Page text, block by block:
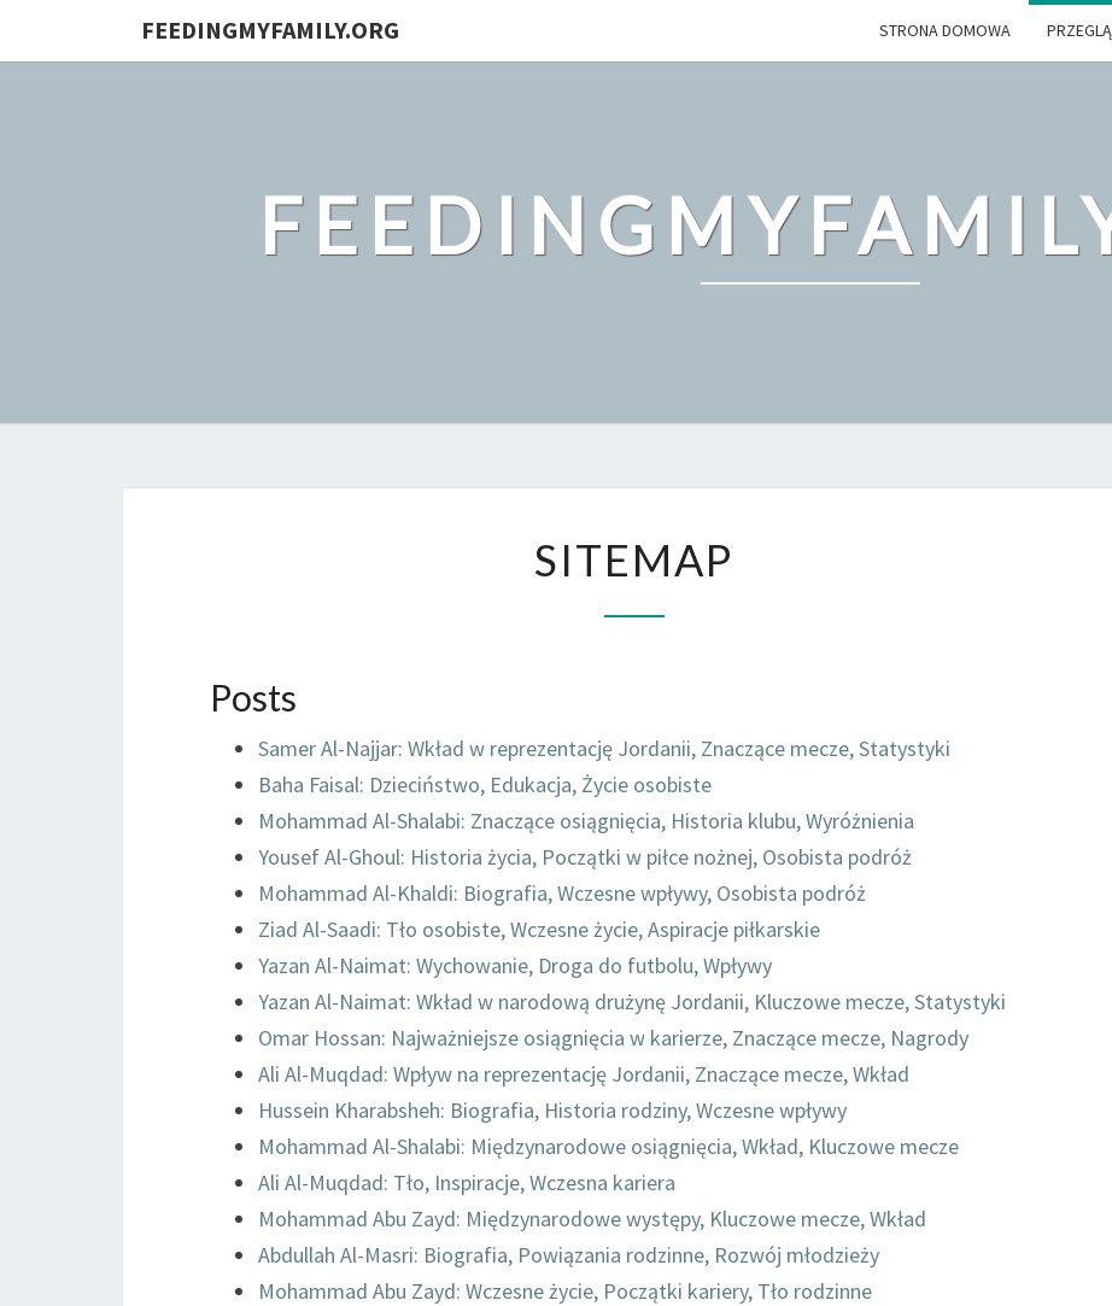
FEEDINGMYFAMILY.ORG STRONA DOMOWA
SITEMAP
Posts
Samer Al-Najjar: Wkład w reprezentację Jordanii, Znaczące mecze, Statystyki
Baha Faisal: Dzieciństwo, Edukacja, Życie osobiste
Mohammad Al-Shalabi: Znaczące osiągnięcia, Historia klubu, Wyróżnienia
Yousef Al-Ghoul: Historia życia, Początki w piłce nożnej, Osobista podróż
Mohammad Al-Khaldi: Biografia, Wczesne wpływy, Osobista podróż
Ziad Al-Saadi: Tło osobiste, Wczesne życie, Aspiracje piłkarskie
Yazan Al-Naimat: Wychowanie, Droga do futbolu, Wpływy
Yazan Al-Naimat: Wkład w narodową drużynę Jordanii, Kluczowe mecze, Statystyki
Omar Hossan: Najważniejsze osiągnięcia w karierze, Znaczące mecze, Nagrody
Ali Al-Muqdad: Wpływ na reprezentację Jordanii, Znaczące mecze, Wkład
Hussein Kharabsheh: Biografia, Historia rodziny, Wczesne wpływy
Mohammad Al-Shalabi: Międzynarodowe osiągnięcia, Wkład, Kluczowe mecze
Ali Al-Muqdad: Tło, Inspiracje, Wczesna kariera
Mohammad Abu Zayd: Międzynarodowe występy, Kluczowe mecze, Wkład
Abdullah Al-Masri: Biografia, Powiązania rodzinne, Rozwój młodzieży
Mohammad Abu Zayd: Wczesne życie, Początki kariery, Tło rodzinne